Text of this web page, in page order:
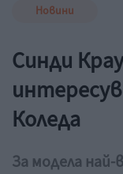
Новини
Синди
Коледа
За модела